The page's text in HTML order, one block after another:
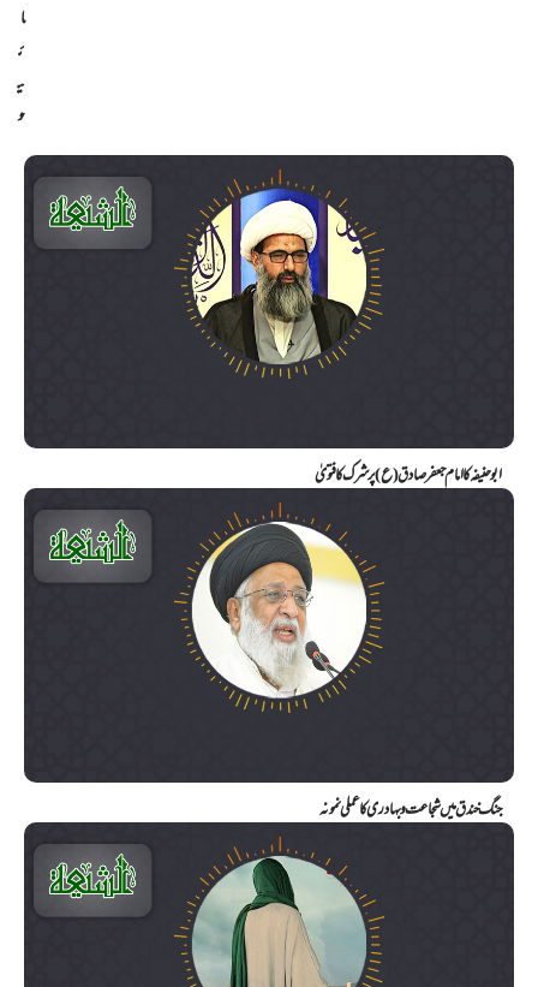
ا
ئ
ی
و
ابو حنیفہ کا امام جعفر صادق (ع) پر شرک کا فتویٰ
جنگ خندق میں شجاعت و بہادری کا عملی نمونہ